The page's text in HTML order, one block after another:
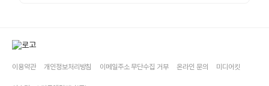
이용약관 개인정보처리방침 이메일주소 무단수집 거부 온라인 문의 미디어킷